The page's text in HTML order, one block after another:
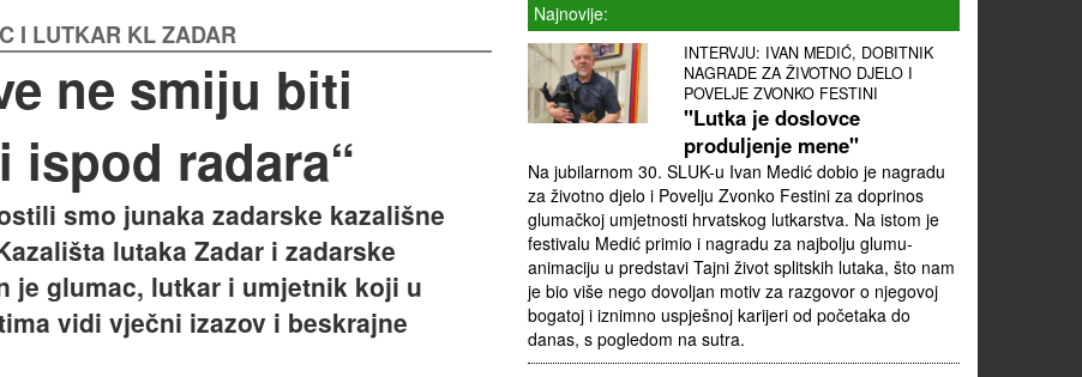
I LUTKAR KL ZADAR
ne smiju biti
ispod radara“
smo junaka zadarske kazališne
lutaka Zadar i zadarske
je glumac, lutkar i umjetnik koji u
vidi vječni izazov i beskrajne
Najnovije:
INTERVJU: IVAN MEDIĆ, DOBITNIK
NAGRADE ZA ŽIVOTNO DJELO I
POVELJE ZVONKO FESTINI
"Lutka je doslovce
produljenje mene"
Na jubilarnom 30. SLUK-u Ivan Medić dobio je nagradu
za životno djelo i Povelju Zvonko Festini za doprinos
glumačkoj umjetnosti hrvatskog lutkarstva. Na istom je
festivalu Medić primio i nagradu za najbolju glumu-
animaciju u predstavi Tajni život splitskih lutaka, što nam
je bio više nego dovoljan motiv za razgovor o njegovoj
bogatoj i iznimno uspješnoj karijeri od početaka do
danas, s pogledom na sutra.